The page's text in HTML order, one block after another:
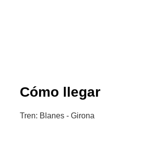
Cómo llegar
Tren: Blanes - Girona